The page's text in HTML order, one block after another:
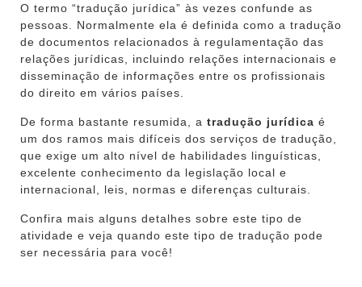
O termo “tradução jurídica” às vezes confunde as
pessoas. Normalmente ela é definida como a tradução
de documentos relacionados à regulamentação das
relações jurídicas, incluindo relações internacionais e
disseminação de informações entre os profissionais
do direito em vários países.
De forma bastante resumida, a tradução jurídica é
um dos ramos mais difíceis dos serviços de tradução,
que exige um alto nível de habilidades linguísticas,
excelente conhecimento da legislação local e
internacional, leis, normas e diferenças culturais.
Confira mais alguns detalhes sobre este tipo de
atividade e veja quando este tipo de tradução pode
ser necessária para você!